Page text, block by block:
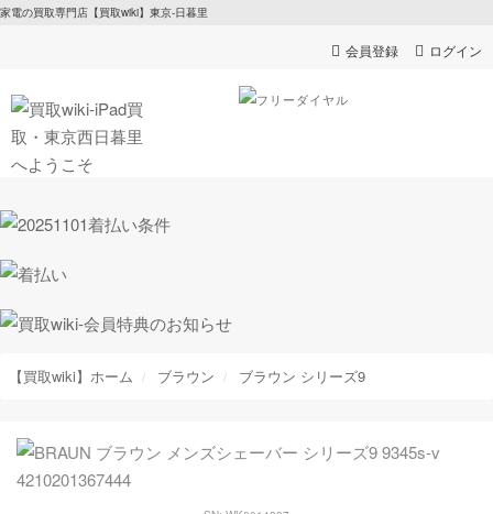
家電の買取専門店【買取wiki】東京-日暮里
会員登録 ログイン
【買取wiki】ホーム ブラウン ブラウン シリーズ9